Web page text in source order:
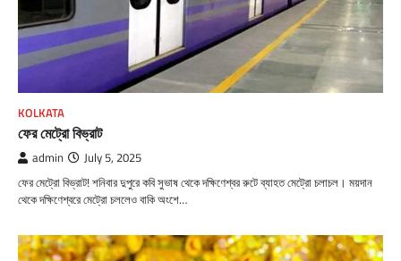
KOLKATA
ফের মেট্রো বিভ্রাট
admin July 5, 2025
ফের মেট্রো বিভ্রাট! শনিবার দুপুরে কবি সুভাষ থেকে দক্ষিণেশ্বর রুটে ব্যাহত মেট্রো চলাচল। ময়দান
থেকে দক্ষিণেশ্বরে মেট্রো চললেও বাকি অংশে…